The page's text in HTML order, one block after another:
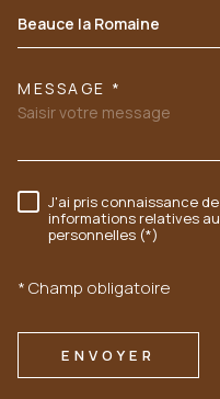
Beauce la Romaine
MESSAGE *
J'ai pris connaissance
informations relatives
personnelles (*)
* Champ obligatoire
ENVOYER